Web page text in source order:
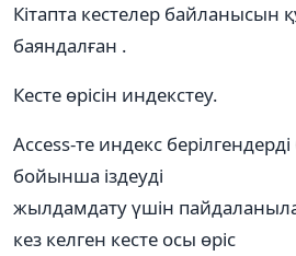
Кітапта кестелер байланысын
баяндалған .
Кесте өрісін индекстеу.
Access-те индекс
бойынша іздеуді
жылдамдату үшін
кез келген кесте осы өріс